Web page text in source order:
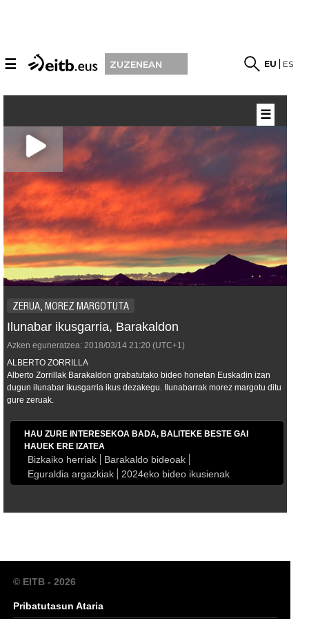
☰ ZUZENEAN EU ES
ZERUA, MOREZ MARGOTUTA
Ilunabar ikusgarria, Barakaldon
Azken eguneratzea: 2018/03/14 21:20 (UTC+1)
ALBERTO ZORRILLA
Alberto Zorrillak Barakaldon grabatutako bideo honetan Euskadin izan
dugun ilunabar ikusgarria ikus dezakegu. Ilunabarrak morez margotu ditu
gure zeruak.
HAU ZURE INTERESEKOA BADA, BALITEKE BESTE GAI
HAUEK ERE IZATEA
Bizkaiko herriak
Barakaldo bideoak
Eguraldia argazkiak
2024eko bideo ikusienak
☰
© EITB - 2026
Pribatutasun Ataria